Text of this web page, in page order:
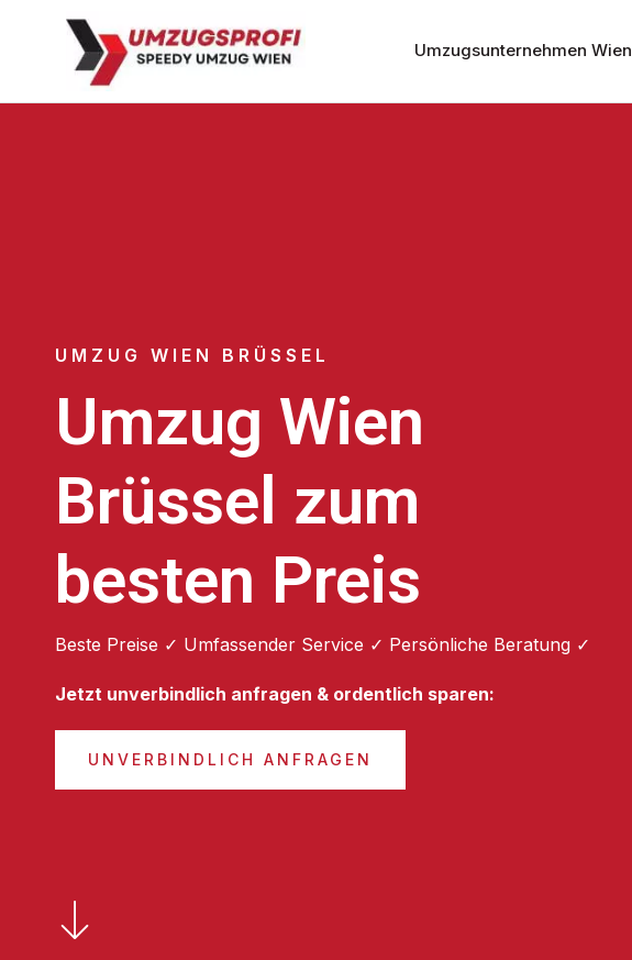
Umzugsunternehmen Wien
UMZUG WIEN BRÜSSEL
Umzug Wien
Brüssel zum
besten Preis
Beste Preise ✓ Umfassender Service ✓ Persönliche Beratung ✓
Jetzt unverbindlich anfragen & ordentlich sparen:
UNVERBINDLICH ANFRAGEN